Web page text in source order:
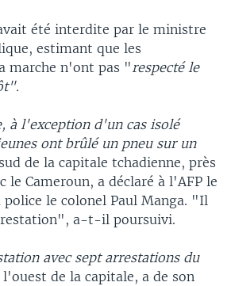
été interdite par le ministre
estimant que les
marche n'ont pas " respecté le
à l'exception d'un cas isolé
ont brûlé un pneu sur un
de la capitale tchadienne, près
le Cameroun, a déclaré à l'AFP le
le colonel Paul Manga. "Il
a-t-il poursuivi.
avec sept arrestations du
l'ouest de la capitale, a de son